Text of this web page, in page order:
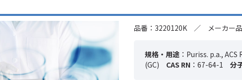
品番：3220120K ／ メーカー
規格・用途 ：Puriss. p.a.,
(GC)
CAS RN ：67-64-1 分